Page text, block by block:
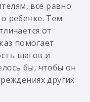
все равно
ребенке. Тем
от
помогает
шагов и
бы, чтобы он
других